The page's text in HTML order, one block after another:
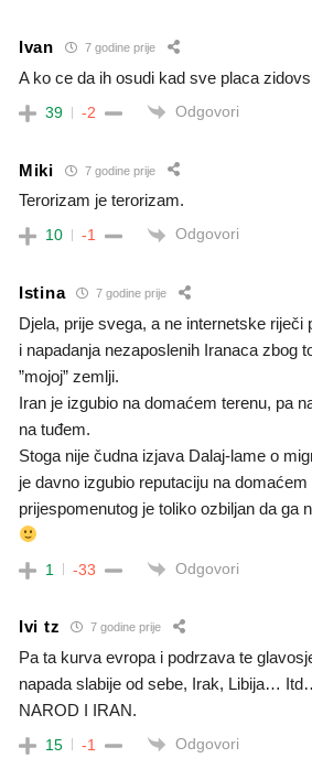
Ivan 7 godine prije
A ko ce da ih osudi kad sve placa
39 -2 Odgovori
Miki 7 godine prije
Terorizam je terorizam.
10 -1 Odgovori
Istina 7 godine prije
Djela, prije svega, a ne internetske riječi
i napadanja nezaposlenih Iranaca zbog
”mojoj” zemlji.
Iran je izgubio na domaćem terenu, pa
na tuđem.
Stoga nije čudna izjava Dalaj-lame o
je davno izgubio reputaciju na
prijespomenutog je toliko ozbiljan da ga
1 -33 Odgovori
Ivi tz 7 godine prije
Pa ta kurva evropa i podrzava te
napada slabije od sebe, Irak, Libija…
NAROD I IRAN.
15 -1 Odgovori